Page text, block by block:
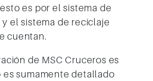
es por el sistema de
el sistema de reciclaje
cuentan.
de MSC Cruceros es
es sumamente detallado